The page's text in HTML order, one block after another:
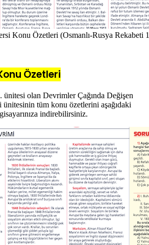
Konu Özetleri (Osmanlı-Rusya Rekabeti
Özetleri
ünitesi olan Devrimler Çağında Değişen
tüm konu özetlerini aşağıdaki
indirebilirsiniz.